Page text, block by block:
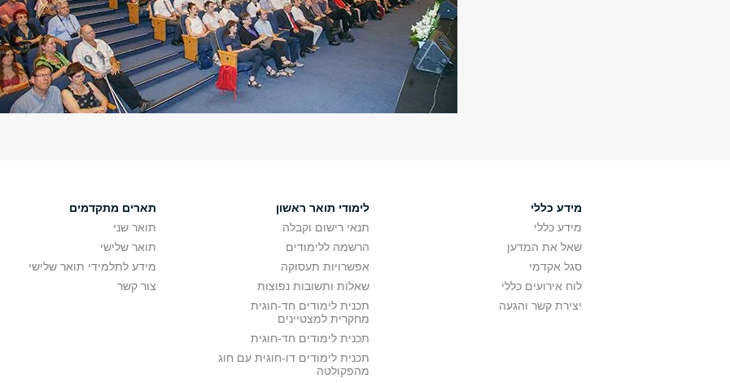
מידע כללי
מידע כללי
שאל את המדען
סגל אקדמי
לוח אירועים כללי
יצירת קשר והגעה
לימודי תואר ראשון
תנאי רישום וקבלה
הרשמה ללימודים
אפשרויות תעסוקה
שאלות ותשובות נפוצות
תכנית לימודים חד-חוגית
מחקרית למצטיינים
תכנית לימודים חד-חוגית
תכנית לימודים דו-חוגית עם חוג
מהפקולטה
תארים מתקדמים
תואר שני
תואר שלישי
מידע לתלמידי תואר שלישי
צור קשר